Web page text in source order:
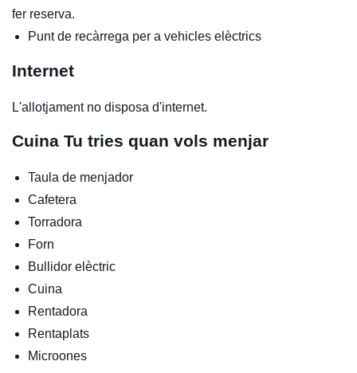
fer reserva.
Punt de recàrrega per a vehicles elèctrics
Internet
L'allotjament no disposa d'internet.
Cuina Tu tries quan vols menjar
Taula de menjador
Cafetera
Torradora
Forn
Bullidor elèctric
Cuina
Rentadora
Rentaplats
Microones